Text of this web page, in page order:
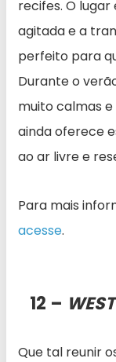
recifes. O
agitada e a
perfeito para
Durante o
muito calmas
ainda oferece
ao ar livre e
Para mais
acesse.
12 –
Que tal reunir